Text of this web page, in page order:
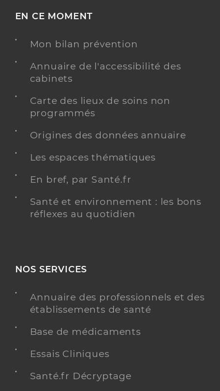
EN CE MOMENT
Mon bilan prévention
Annuaire de l'accessibilité des
cabinets
Carte des lieux de soins non
programmés
Origines des données annuaire
Les espaces thématiques
En bref, par Santé.fr
Santé et environnement : les bons
réflexes au quotidien
NOS SERVICES
Annuaire des professionnels et des
établissements de santé
Base de médicaments
Essais Cliniques
Santé.fr Décryptage